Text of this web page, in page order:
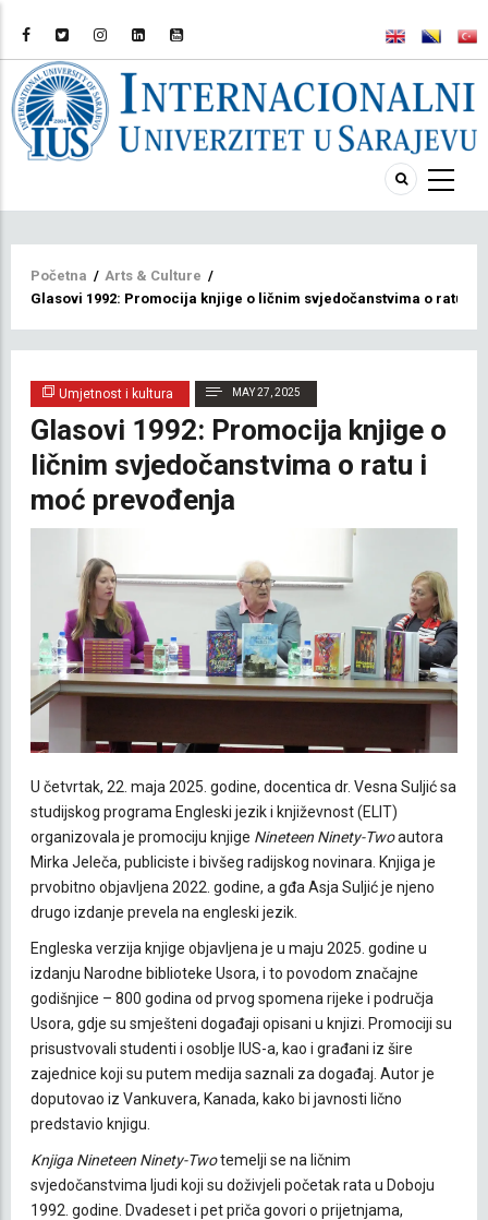
Breadcrumb
Početna / Arts & Culture /
Glasovi 1992: Promocija knjige o ličnim svjedočanstvima o ratu i
Umjetnost i kultura MAY 27, 2025
Glasovi 1992: Promocija knjige o
ličnim svjedočanstvima o ratu i
moć prevođenja
U četvrtak, 22. maja 2025. godine, docentica dr. Vesna Suljić sa
studijskog programa Engleski jezik i književnost (ELIT)
organizovala je promociju knjige Nineteen Ninety-Twoautora
Mirka Jeleča, publiciste i bivšeg radijskog novinara. Knjiga je
prvobitno objavljena 2022. godine, a gđa Asja Suljić je njeno
drugo izdanje prevela na engleski jezik.
Engleska verzija knjige objavljena je u maju 2025. godine u
izdanju Narodne biblioteke Usora, i to povodom značajne
godišnjice – 800 godina od prvog spomena rijeke i područja
Usora, gdje su smješteni događaji opisani u knjizi. Promociji su
prisustvovali studenti i osoblje IUS-a, kao i građani iz šire
zajednice koji su putem medija saznali za događaj. Autor je
doputovao iz Vankuvera, Kanada, kako bi javnosti lično
predstavio knjigu.
Knjiga Nineteen Ninety-Twotemelji se na ličnim
svjedočanstvima ljudi koji su doživjeli početak rata u Doboju
1992. godine. Dvadeset i pet priča govori o prijetnjama,